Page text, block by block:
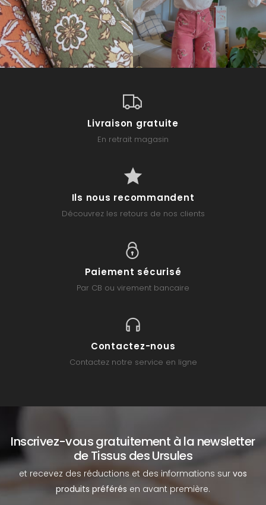
Livraison gratuite
En retrait magasin
Ils nous recommandent
Découvrez les retours de nos clients
Paiement sécurisé
Par CB ou virement bancaire
Contactez-nous
Contactez notre service en ligne
Inscrivez-vous gratuitement à la newsletter
de Tissus des Ursules
et recevez des réductions et des informations sur vos
produits préférés en avant première.